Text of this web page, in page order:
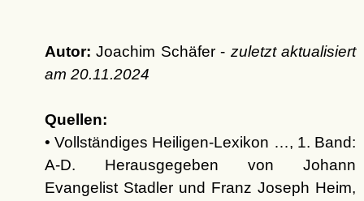
Autor: Joachim Schäfer - zuletzt aktualisiert
am 20.11.2024
Quellen:
• Vollständiges Heiligen-Lexikon …, 1. Band:
A-D. Herausgegeben von Johann
Evangelist Stadler und Franz Joseph Heim,